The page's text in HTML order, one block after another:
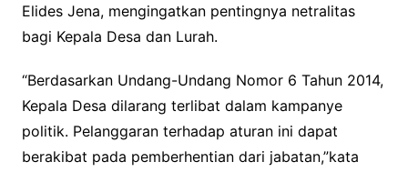
Elides Jena, mengingatkan pentingnya netralitas
bagi Kepala Desa dan Lurah.
“Berdasarkan Undang-Undang Nomor 6 Tahun 2014,
Kepala Desa dilarang terlibat dalam kampanye
politik. Pelanggaran terhadap aturan ini dapat
berakibat pada pemberhentian dari jabatan,”kata